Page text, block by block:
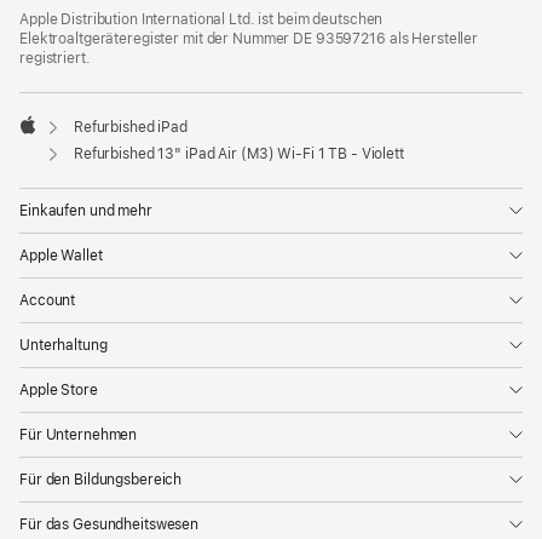
Apple Distribution International Ltd. ist beim deutschen
Elektroaltgeräteregister mit der Nummer DE 93597216 als Hersteller
registriert.
Apple
Refurbished iPad
Refurbished 13" iPad Air (M3) Wi‑Fi 1 TB - Violett
Einkaufen und mehr
Apple Wallet
Account
Unterhaltung
Apple Store
Für Unternehmen
Für den Bildungsbereich
Für das Gesundheitswesen